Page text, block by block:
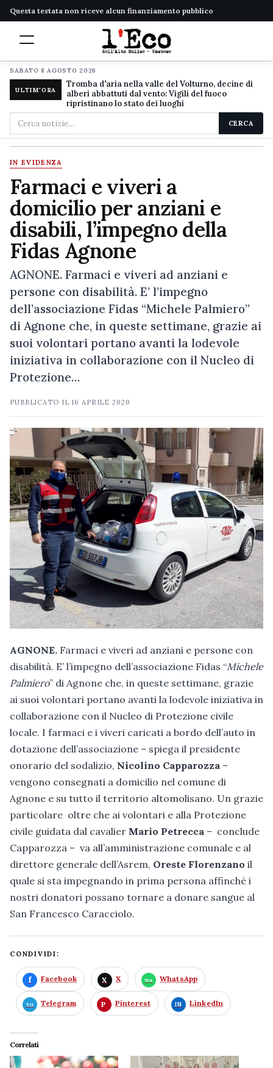
Questa testata non riceve alcun finanziamento pubblico
SABATO 8 AGOSTO 2026
ULTIM'ORA
Tromba d'aria nella valle del Volturno, decine di
alberi abbattuti dal vento: Vigili del fuoco
ripristinano lo stato dei luoghi
Cerca
nel
sito
CERCA
IN EVIDENZA
Farmaci e viveri a
domicilio per anziani e
disabili, l’impegno della
Fidas Agnone
AGNONE. Farmaci e viveri ad anziani e
persone con disabilità. E’ l’impegno
dell’associazione Fidas “Michele Palmiero”
di Agnone che, in queste settimane, grazie ai
suoi volontari portano avanti la lodevole
iniziativa in collaborazione con il Nucleo di
Protezione…
PUBBLICATO IL16 APRILE 2020
AGNONE. Farmaci e viveri ad anziani e persone con
disabilità. E’ l’impegno dell’associazione Fidas “Michele
Palmiero” di Agnone che, in queste settimane, grazie
ai suoi volontari portano avanti la lodevole iniziativa in
collaborazione con il Nucleo di Protezione civile
locale. I farmaci e i viveri caricati a bordo dell’auto in
dotazione dell’associazione – spiega il presidente
onorario del sodalizio, Nicolino Capparozza –
vengono consegnati a domicilio nel comune di
Agnone e su tutto il territorio altomolisano. Un grazie
particolare oltre che ai volontari e alla Protezione
civile guidata dal cavalier Mario Petrecca – conclude
Capparozza – va all’amministrazione comunale e al
direttore generale dell’Asrem, Oreste Florenzano il
quale si sta impegnando in prima persona affinché i
nostri donatori possano tornare a donare sangue al
San Francesco Caracciolo.
CONDIVIDI:
Facebook X WhatsApp
Telegram Pinterest LinkedIn
Correlati